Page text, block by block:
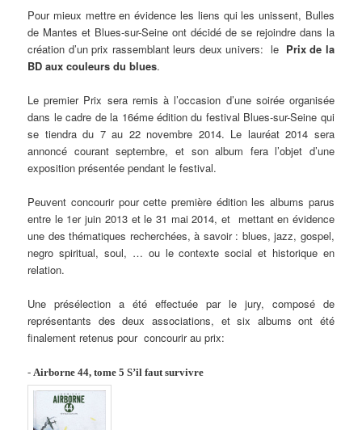
Pour mieux mettre en évidence les liens qui les unissent, Bulles
de Mantes et Blues-sur-Seine ont décidé de se rejoindre dans la
création d’un prix rassemblant leurs deux univers: le Prix de la
BD aux couleurs du blues.
Le premier Prix sera remis à l’occasion d’une soirée organisée
dans le cadre de la 16éme édition du festival Blues-sur-Seine qui
se tiendra du 7 au 22 novembre 2014. Le lauréat 2014 sera
annoncé courant septembre, et son album fera l’objet d’une
exposition présentée pendant le festival.
Peuvent concourir pour cette première édition les albums parus
entre le 1er juin 2013 et le 31 mai 2014, et mettant en évidence
une des thématiques recherchées, à savoir : blues, jazz, gospel,
negro spiritual, soul, … ou le contexte social et historique en
relation.
Une présélection a été effectuée par le jury, composé de
représentants des deux associations, et six albums ont été
finalement retenus pour concourir au prix:
-Airborne 44, tome 5S’il faut survivre